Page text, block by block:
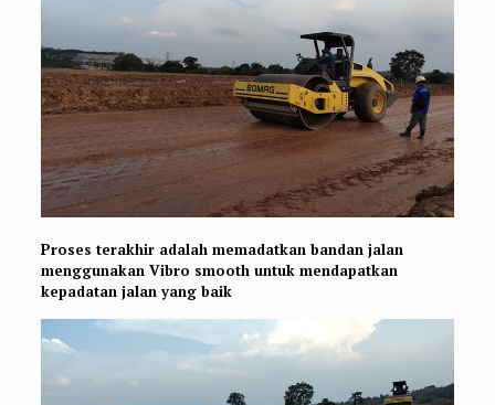
Proses terakhir adalah memadatkan bandan jalan
menggunakan Vibro smooth untuk mendapatkan
kepadatan jalan yang baik